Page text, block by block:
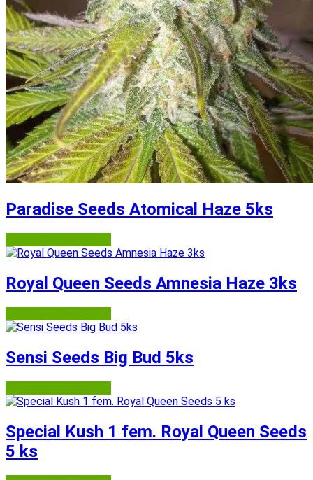
Paradise Seeds Atomical Haze 5ks
Royal Queen Seeds Amnesia Haze 3ks
Sensi Seeds Big Bud 5ks
Special Kush 1 fem. Royal Queen Seeds
5 ks